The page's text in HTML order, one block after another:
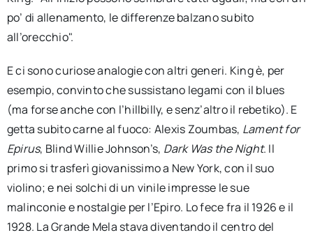
po’ di allenamento, le differenze balzano subito
all’orecchio".
E ci sono curiose analogie con altri generi. King è, per
esempio, convinto che sussistano legami con il blues
(ma forse anche con l’hillbilly, e senz’altro il rebetiko). E
getta subito carne al fuoco: Alexis Zoumbas, Lament for
Epirus, Blind Willie Johnson’s, Dark Was the Night. Il
primo si trasferì giovanissimo a New York, con il suo
violino; e nei solchi di un vinile impresse le sue
malinconie e nostalgie per l’Epiro. Lo fece fra il 1926 e il
1928. La Grande Mela stava diventando il centro del